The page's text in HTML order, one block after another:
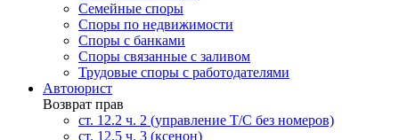
Семейные споры
Cпоры по недвижимости
Споры с банками
Споры связанные с заливом
Трудовые споры с работодателями
Автоюрист
Возврат прав
ст. 12.2 ч. 2 (управление Т/С без номеров)
ст. 12.5 ч. 3 (ксенон)